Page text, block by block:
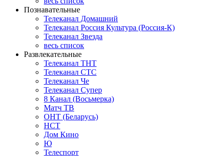
Познавательные
Телеканал Домашний
Телеканал Россия Культура (Россия-К)
Телеканал Звезда
весь список
Развлекательные
Телеканал ТНТ
Телеканал СТС
Телеканал Че
Телеканал Супер
8 Канал (Восьмерка)
Матч ТВ
ОНТ (Беларусь)
НСТ
Дом Кино
Ю
Телеспорт